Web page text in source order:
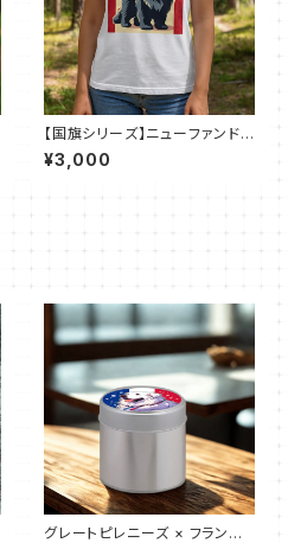
【国旗シリーズ】ニューファンドラ
ンド×カナダ国旗｜ドライＴシャ
ツ（全50色）
¥3,000
グレートピレニーズ × フランス